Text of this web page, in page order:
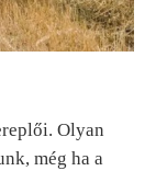
Olyan
még ha a